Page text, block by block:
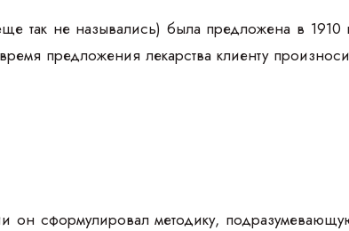
так не назывались) была предложена в 1910
предложения лекарства клиенту
он сформулировал методику,